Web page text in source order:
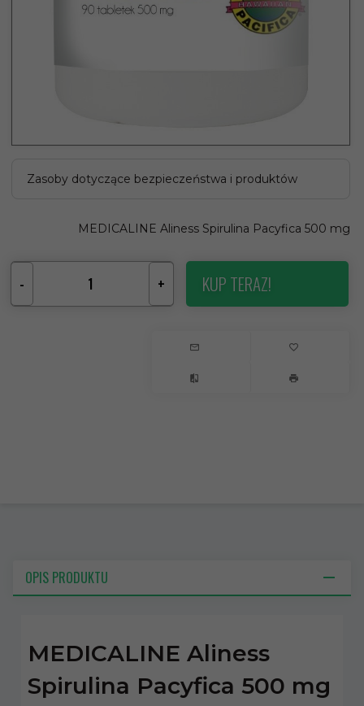
Zasoby dotyczące bezpieczeństwa i produktów
MEDICALINE Aliness Spirulina Pacyfica 500 mg
- + KUP TERAZ!
OPIS PRODUKTU
MEDICALINE Aliness
Spirulina Pacyfica 500 mg